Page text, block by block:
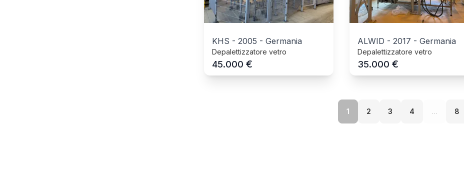
KHS - 2005 - Germania
Depalettizzatore vetro
45.000 €
ALWID - 2017 - Germania
Depalettizzatore vetro
35.000 €
1 2 3 4 ... 8